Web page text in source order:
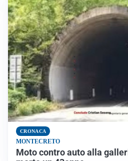
CRONACA
MONTECRETO
Moto contro auto alla